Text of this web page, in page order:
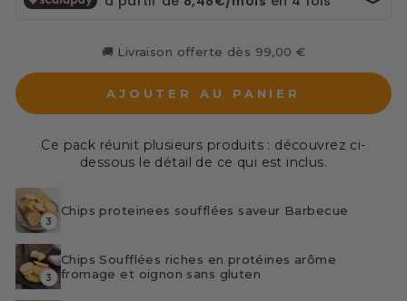
🚚 Livraison offerte dès 99,00 €
AJOUTER AU PANIER
Ce pack réunit plusieurs produits : découvrez ci-
dessous le détail de ce qui est inclus.
3
Chips proteinees soufflées saveur Barbecue
3
Chips Soufflées riches en protéines arôme
fromage et oignon sans gluten